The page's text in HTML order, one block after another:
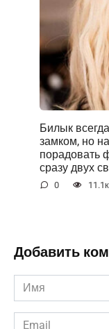
Билык
замком, но
порадовать
сразу двух
0
Добавить
Имя
*
Email